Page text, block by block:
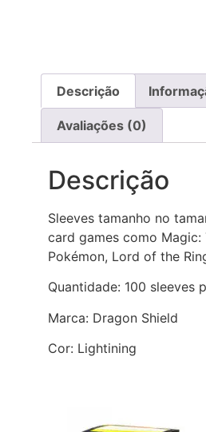
Descrição
Avaliações (0)
Descrição
Sleeves tamanho no
card games como Magic:
Pokémon, Lord of the
Quantidade: 100 sleeves
Marca: Dragon Shield
Cor: Lightining